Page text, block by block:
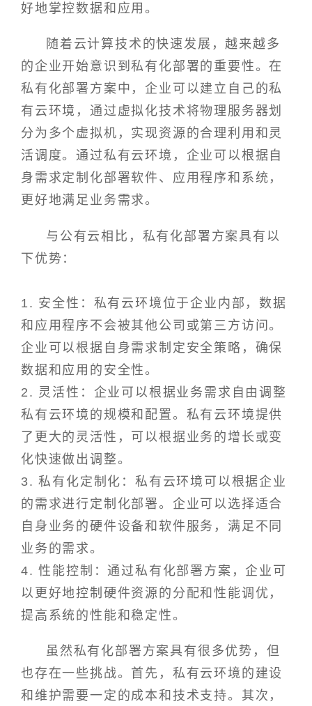
好地掌控数据和应用。
随着云计算技术的快速发展，越来越多
的企业开始意识到私有化部署的重要性。在
私有化部署方案中，企业可以建立自己的私
有云环境，通过虚拟化技术将物理服务器划
分为多个虚拟机，实现资源的合理利用和灵
活调度。通过私有云环境，企业可以根据自
身需求定制化部署软件、应用程序和系统，
更好地满足业务需求。
与公有云相比，私有化部署方案具有以
下优势：
1. 安全性：私有云环境位于企业内部，数据
和应用程序不会被其他公司或第三方访问。
企业可以根据自身需求制定安全策略，确保
数据和应用的安全性。
2. 灵活性：企业可以根据业务需求自由调整
私有云环境的规模和配置。私有云环境提供
了更大的灵活性，可以根据业务的增长或变
化快速做出调整。
3. 私有化定制化：私有云环境可以根据企业
的需求进行定制化部署。企业可以选择适合
自身业务的硬件设备和软件服务，满足不同
业务的需求。
4. 性能控制：通过私有化部署方案，企业可
以更好地控制硬件资源的分配和性能调优，
提高系统的性能和稳定性。
虽然私有化部署方案具有很多优势，但
也存在一些挑战。首先，私有云环境的建设
和维护需要一定的成本和技术支持。其次，